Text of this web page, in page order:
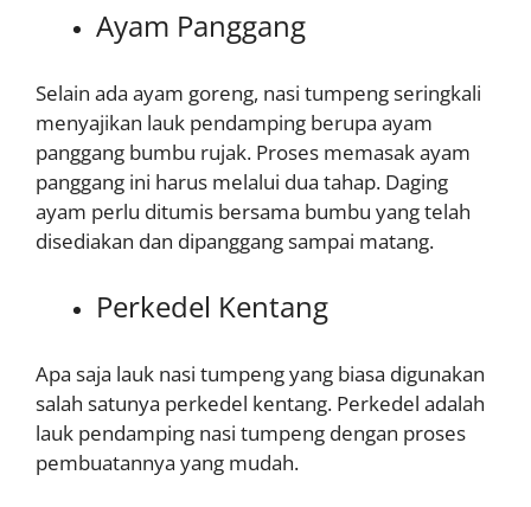
Ayam Panggang
Selain ada ayam goreng, nasi tumpeng seringkali
menyajikan lauk pendamping berupa ayam
panggang bumbu rujak. Proses memasak ayam
panggang ini harus melalui dua tahap. Daging
ayam perlu ditumis bersama bumbu yang telah
disediakan dan dipanggang sampai matang.
Perkedel Kentang
Apa saja lauk nasi tumpeng yang biasa digunakan
salah satunya perkedel kentang. Perkedel adalah
lauk pendamping nasi tumpeng dengan proses
pembuatannya yang mudah.